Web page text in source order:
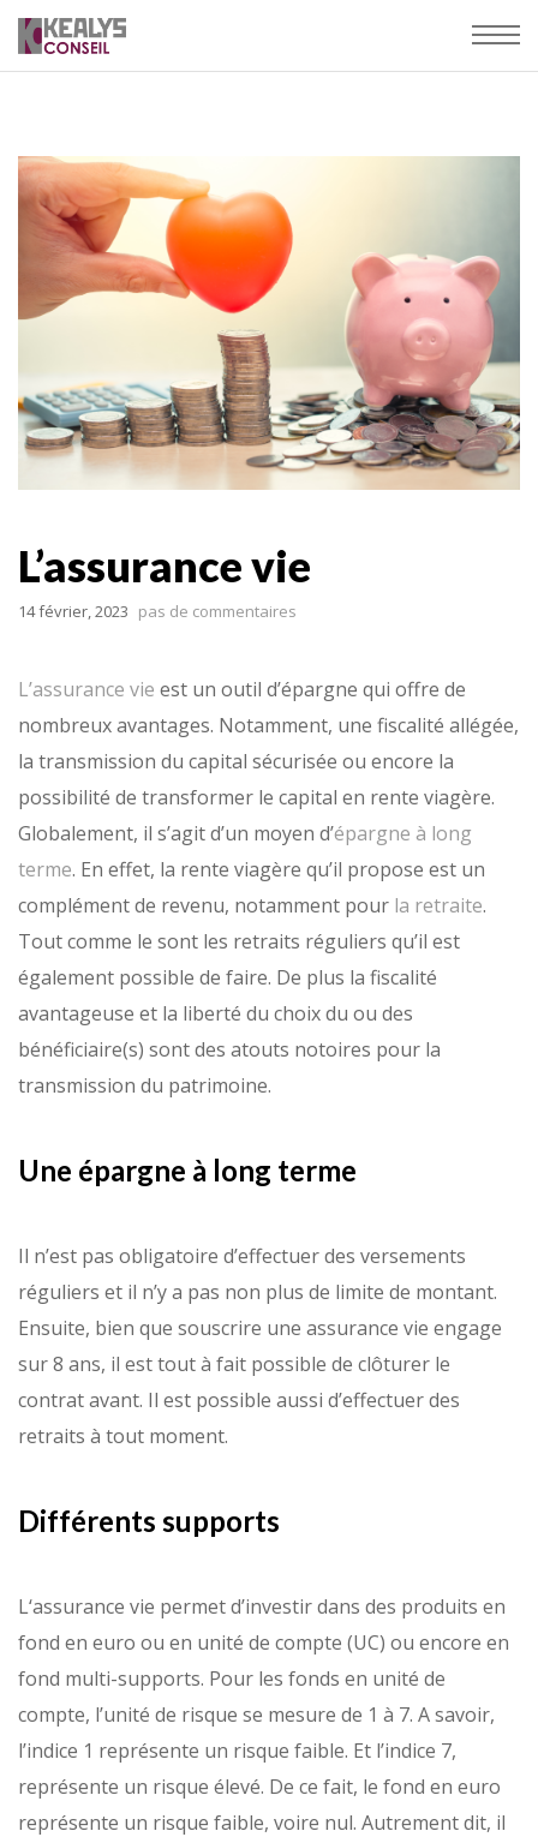
L’assurance vie
14 février, 2023 pas de commentaires
L’assurance vie est un outil d’épargne qui offre de
nombreux avantages. Notamment, une fiscalité allégée,
la transmission du capital sécurisée ou encore la
possibilité de transformer le capital en rente viagère.
Globalement, il s’agit d’un moyen d’épargne à long
terme. En effet, la rente viagère qu’il propose est un
complément de revenu, notamment pour la retraite.
Tout comme le sont les retraits réguliers qu’il est
également possible de faire. De plus la fiscalité
avantageuse et la liberté du choix du ou des
bénéficiaire(s) sont des atouts notoires pour la
transmission du patrimoine.
Une épargne à long terme
Il n’est pas obligatoire d’effectuer des versements
réguliers et il n’y a pas non plus de limite de montant.
Ensuite, bien que souscrire une assurance vie engage
sur 8 ans, il est tout à fait possible de clôturer le
contrat avant. Il est possible aussi d’effectuer des
retraits à tout moment.
Différents supports
L‘assurance vie permet d’investir dans des produits en
fond en euro ou en unité de compte (UC) ou encore en
fond multi-supports. Pour les fonds en unité de
compte, l’unité de risque se mesure de 1 à 7. A savoir,
l’indice 1 représente un risque faible. Et l’indice 7,
représente un risque élevé. De ce fait, le fond en euro
représente un risque faible, voire nul. Autrement dit, il